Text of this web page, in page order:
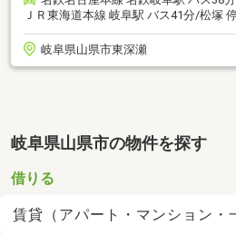
ＪＲ東海道本線 岐阜駅 バス41分/松塚
岐阜県山県市東深瀬
岐阜県山県市の物件を探す
借りる
賃貸（アパート・マンション・